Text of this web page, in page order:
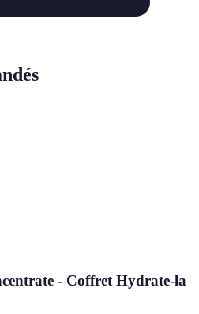
- Coffret Hydrate-la